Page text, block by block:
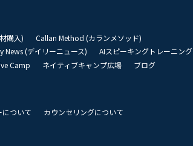
購入)
Callan Method (カランメソッド)
News (デイリーニュース)
AIスピーキングトレーニング
Camp ネイティブキャンプ広場
ブログ
について
カウンセリングについて